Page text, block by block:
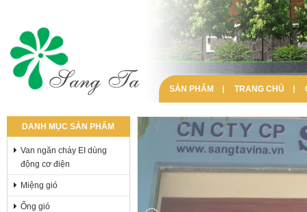
SẢN PHẨM TRANG CHỦ
DANH MỤC SẢN PHẨM
Van ngăn cháy EI dùng
động cơ điện
Miệng gió
Ống gió